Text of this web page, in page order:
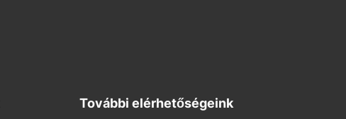
További elérhetőségeink